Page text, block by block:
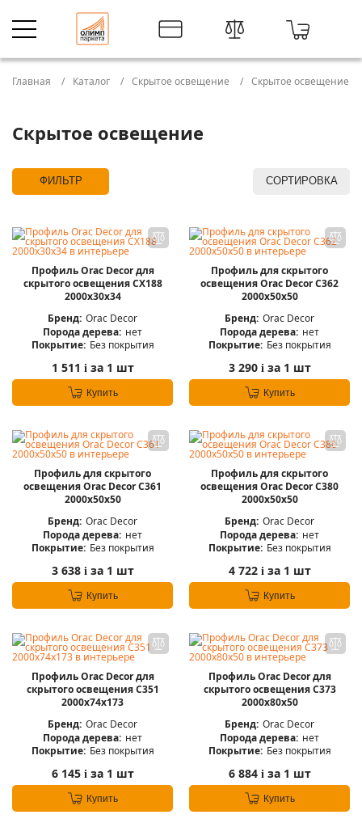
Главная Каталог Скрытое освещение Скрытое освещение
Скрытое освещение
ФИЛЬТР СОРТИРОВКА
Профиль Orac Decor для
скрытого освещения CX188
2000х30х34
Бренд: Orac Decor
Порода дерева: нет
Покрытие: Без покрытия
1 511 iза 1 шт
Купить
Профиль для скрытого
освещения Orac Decor C362
2000x50x50
Бренд: Orac Decor
Порода дерева: нет
Покрытие: Без покрытия
3 290 iза 1 шт
Купить
Профиль для скрытого
освещения Orac Decor C361
2000х50х50
Бренд: Orac Decor
Порода дерева: нет
Покрытие: Без покрытия
3 638 iза 1 шт
Купить
Профиль для скрытого
освещения Orac Decor C380
2000х50х50
Бренд: Orac Decor
Порода дерева: нет
Покрытие: Без покрытия
4 722 iза 1 шт
Купить
Профиль Orac Decor для
скрытого освещения C351
2000х74х173
Бренд: Orac Decor
Порода дерева: нет
Покрытие: Без покрытия
6 145 iза 1 шт
Купить
Профиль Orac Decor для
скрытого освещения C373
2000х80х50
Бренд: Orac Decor
Порода дерева: нет
Покрытие: Без покрытия
6 884 iза 1 шт
Купить